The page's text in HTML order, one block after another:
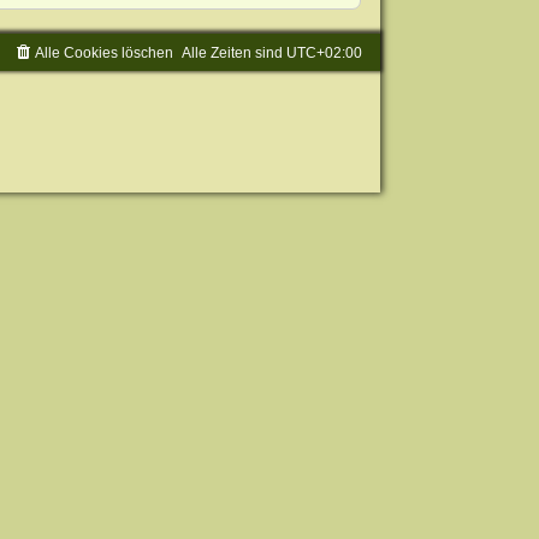
Alle Zeiten sind UTC+02:00
Alle Cookies löschen